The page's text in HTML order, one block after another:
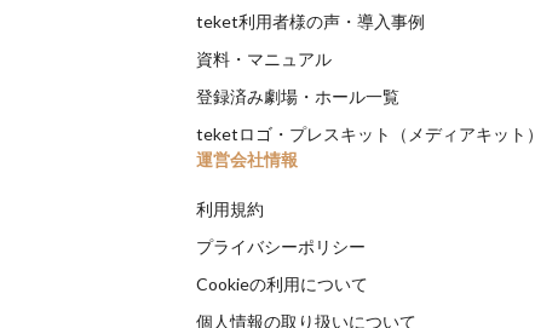
teket利用者様の声・導入事例
資料・マニュアル
登録済み劇場・ホール一覧
teketロゴ・プレスキット（メディアキット）
運営会社情報
利用規約
プライバシーポリシー
Cookieの利用について
個人情報の取り扱いについて